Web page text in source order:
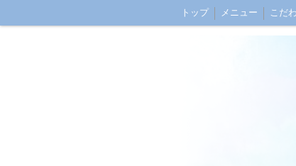
トップ メニュー こだ
ブログ